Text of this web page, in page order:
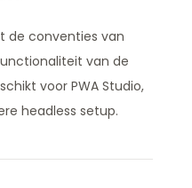
de conventies van
van de
voor PWA Studio,
headless setup.